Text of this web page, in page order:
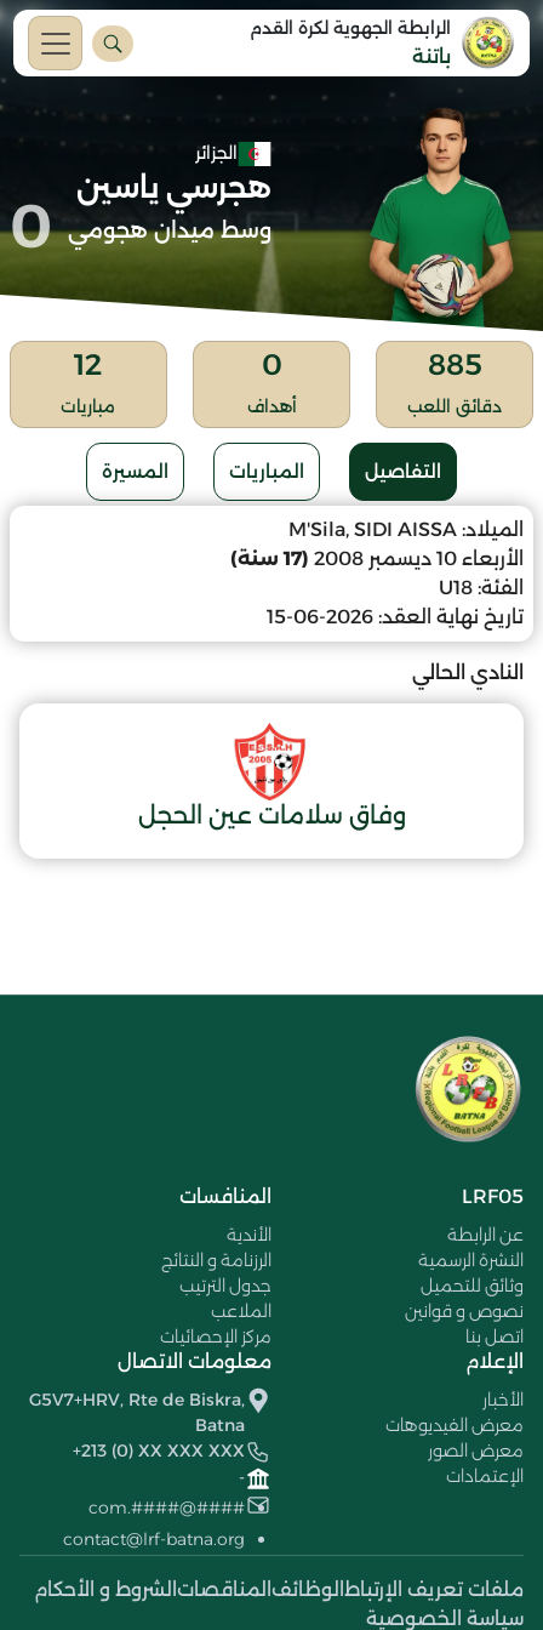
الرابطة الجهوية لكرة القدم
باتنة
الجزائر
هجرسي ياسين
وسط ميدان هجومي 0
885
دقائق اللعب
0
أهداف
12
مباريات
التفاصيل المباريات المسيرة
الميلاد: M'Sila, SIDI AISSA
الأربعاء 10 ديسمبر 2008
(17 سنة)
الفئة: U18
تاريخ نهاية العقد: 2026-06-15
النادي الحالي
وفاق سلامات عين الحجل
LRF05
عن الرابطة
النشرة الرسمية
وثائق للتحميل
نصوص و قوانين
اتصل بنا
المنافسات
الأندية
الرزنامة و النتائج
جدول الترتيب
الملاعب
مركز الإحصائيات
الإعلام
الأخبار
معرض الفيديوهات
معرض الصور
الإعتمادات
معلومات الاتصال
G5V7+HRV, Rte de Biskra,
Batna
+213 (0) XX XXX XXX
-
####@####.com
contact@lrf-batna.org
ملفات تعريف الإرتباط الوظائف المناقصات الشروط و الأحكام
سياسة الخصوصية